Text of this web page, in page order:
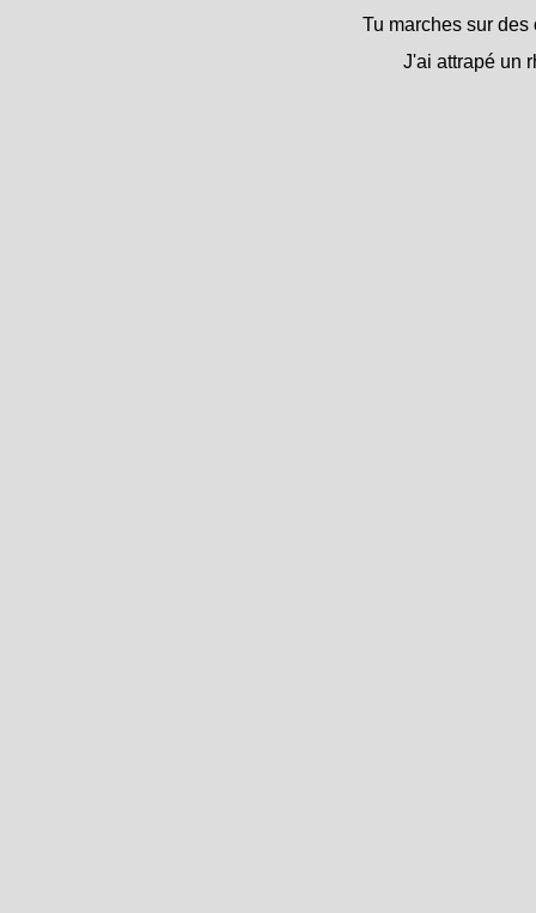
Tu marches sur des
J'ai attrapé un